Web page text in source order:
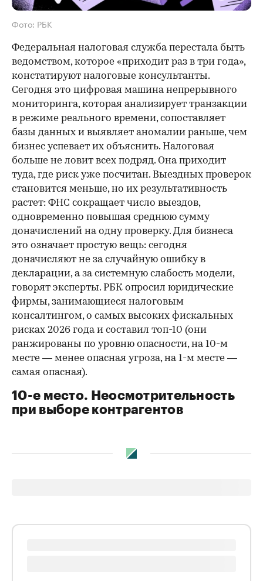
Фото: РБК
Федеральная налоговая служба перестала быть
ведомством, которое «приходит раз в три года»,
констатируют налоговые консультанты.
Сегодня это цифровая машина непрерывного
мониторинга, которая анализирует транзакции
в режиме реального времени, сопоставляет
базы данных и выявляет аномалии раньше, чем
бизнес успевает их объяснить. Налоговая
больше не ловит всех подряд. Она приходит
туда, где риск уже посчитан. Выездных проверок
становится меньше, но их результативность
растет: ФНС сокращает число выездов,
одновременно повышая среднюю сумму
доначислений на одну проверку. Для бизнеса
это означает простую вещь: сегодня
доначисляют не за случайную ошибку в
декларации, а за системную слабость модели,
говорят эксперты. РБК опросил юридические
фирмы, занимающиеся налоговым
консалтингом, о самых высоких фискальных
рисках 2026 года и составил топ-10 (они
ранжированы по уровню опасности, на 10-м
месте — менее опасная угроза, на 1-м месте —
самая опасная).
10-е место. Неосмотрительность
при выборе контрагентов